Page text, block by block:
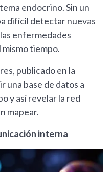
endocrino. Sin un
difícil detectar nuevas
enfermedades
tiempo.
publicado en la
una base de datos a
y así revelar la red
mapear.
interna